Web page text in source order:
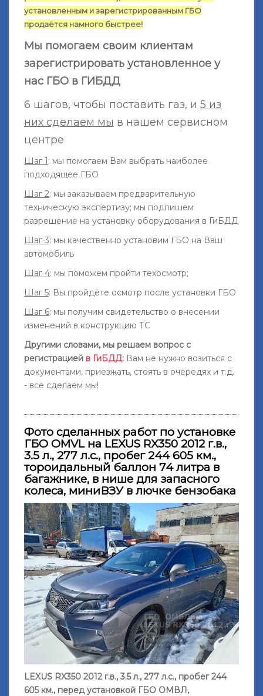
установленным и зарегистрированным ГБО
продаётся намного быстрее!
Мы помогаем своим клиентам
зарегистрировать установленное у
нас ГБО в ГИБДД
6 шагов, чтобы поставить газ, и 5 из
них сделаем мы в нашем сервисном
центре
Шаг 1: мы помогаем Вам выбрать наиболее
подходящее ГБО
Шаг 2: мы заказываем предварительную
техническую экспертизу; мы подпишем
разрешение на установку оборудования в ГиБДД
Шаг 3: мы качественно установим ГБО на Ваш
автомобиль
Шаг 4: мы поможем пройти техосмотр;
Шаг 5: Вы пройдёте осмотр после установки ГБО
Шаг 6: мы получим свидетельство о внесении
изменений в конструкцию ТС
Другими словами, мы решаем вопрос с
регистрацией в ГиБДД: Вам не нужно возиться с
документами, приезжать, стоять в очередях и т.д.
- всё сделаем мы!
Фото сделанных работ по установке
ГБО OMVL на LEXUS RX350 2012 г.в.,
3.5 л., 277 л.с., пробег 244 605 км.,
тороидальный баллон 74 литра в
багажнике, в нише для запасного
колеса, миниВЗУ в лючке бензобака
LEXUS RX350 2012 г.в., 3.5 л., 277 л.с., пробег 244
605 км., перед установкой ГБО ОМВЛ,